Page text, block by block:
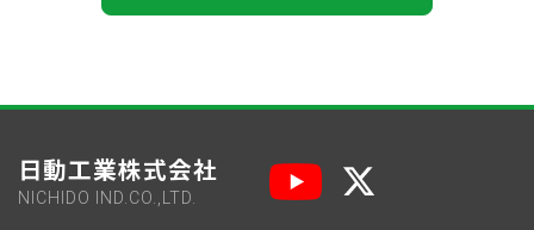
日動工業株式会社
NICHIDO IND.CO.,LTD.